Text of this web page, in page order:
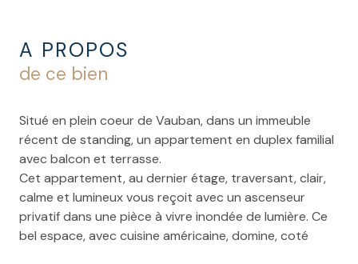
A PROPOS
de ce bien
Situé en plein coeur de Vauban, dans un immeuble
récent de standing, un appartement en duplex familial
avec balcon et terrasse.
Cet appartement, au dernier étage, traversant, clair,
calme et lumineux vous reçoit avec un ascenseur
privatif dans une pièce à vivre inondée de lumière. Ce
bel espace, avec cuisine américaine, domine, coté